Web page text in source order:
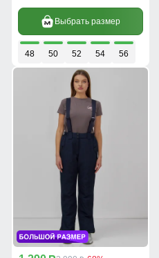
Выбрать размер
48 50 52 54 56